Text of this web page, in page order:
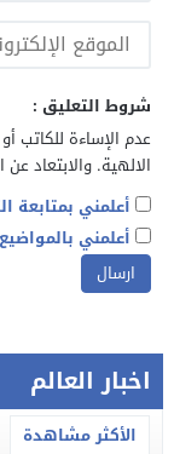
شروط التعليق :
عدم الإساءة للكاتب
الالهية. والابتعاد
أعلمني بمتابعة
أعلمني
اخبار العالم
الأكثر مشاهدة